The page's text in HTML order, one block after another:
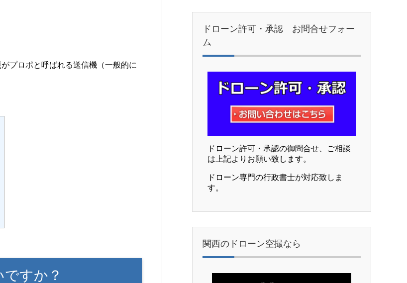
プロポと呼ばれる送信機（一般的に
すか？
ドローン許可・承認 お問合せフォー
ム
ドローン許可・承認の御問合せ、ご相談
は上記よりお願い致します。
ドローン専門の行政書士が対応致しま
す。
関西のドローン空撮なら